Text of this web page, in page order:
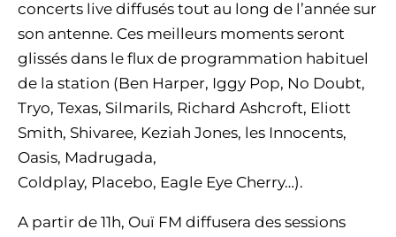
concerts live diffusés tout au long de l’année sur
son antenne. Ces meilleurs moments seront
glissés dans le flux de programmation habituel
de la station (Ben Harper, Iggy Pop, No Doubt,
Tryo, Texas, Silmarils, Richard Ashcroft, Eliott
Smith, Shivaree, Keziah Jones, les Innocents,
Oasis, Madrugada,
Coldplay, Placebo, Eagle Eye Cherry…).
A partir de 11h, Ouï FM diffusera des sessions